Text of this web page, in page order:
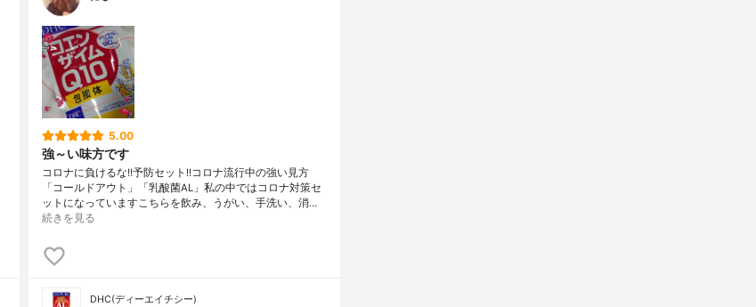
5.00
強～い味方です
コロナに負けるな!!予防セット!!コロナ流行中の強い見方
「コールドアウト」「乳酸菌AL」私の中ではコロナ対策セ
ットになっていますこちらを飲み、うがい、手洗い、消…
続きを見る
DHC(ディーエイチシー)